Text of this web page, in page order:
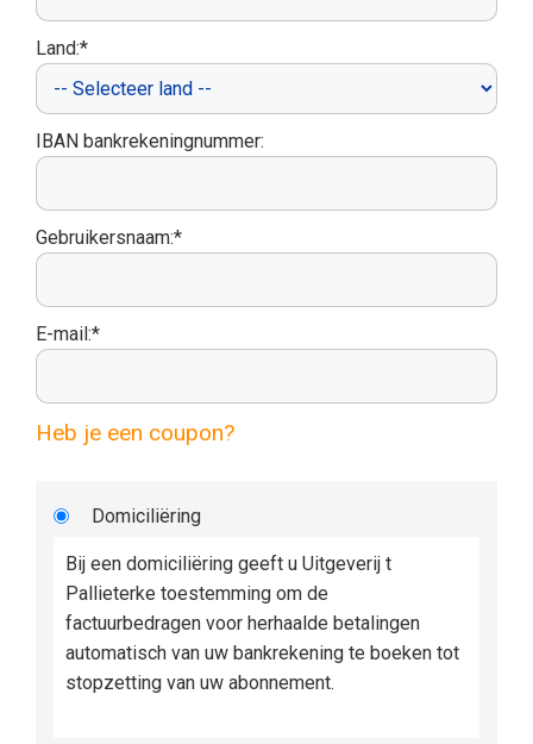
Land:*
IBAN bankrekeningnummer:
Gebruikersnaam:*
E-mail:*
Heb je een coupon?
Domiciliëring
Bij een domiciliëring geeft u Uitgeverij t
Pallieterke toestemming om de
factuurbedragen voor herhaalde betalingen
automatisch van uw bankrekening te boeken tot
stopzetting van uw abonnement.